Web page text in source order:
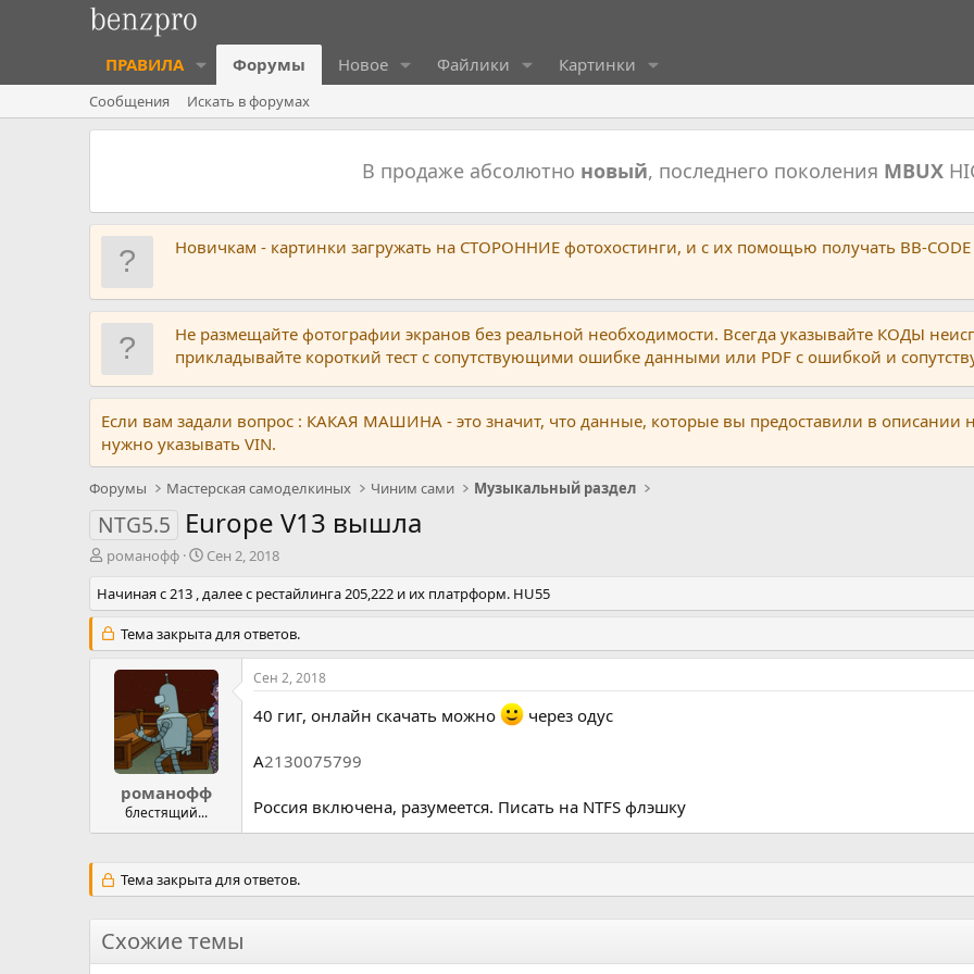
ПРАВИЛА Форумы Новое Файлики Картинки
Сообщения Искать в форумах
В продаже абсолютно новый, последнего поколения MBUX
Новичкам - картинки загружать на СТОРОННИЕ фотохостинги, и с их помощью получать BB-
Не размещайте фотографии экранов без реальной необходимости. Всегда указывайте КОДЫ
прикладывайте короткий тест с сопутствующими ошибке данными или PDF с ошибкой и
Если вам задали вопрос : КАКАЯ МАШИНА - это значит, что данные, которые вы предоставили в описании
нужно указывать VIN.
Форумы Мастерская самоделкиных Чиним сами Музыкальный раздел
NTG5.5 Europe V13 вышла
А
т
о
р
т
ы
романофф
Д
т
а
н
а
ч
а
л
а
Сен 2, 2018
Начиная с 213 , далее с рестайлинга 205,222 и их платрформ. HU55
Тема закрыта для ответов.
романофф
блестящий...
Сен 2, 2018
40 гиг, онлайн скачать можно через одус
A2130075799
Россия включена, разумеется. Писать на NTFS флэшку
Тема закрыта для ответов.
Схожие темы